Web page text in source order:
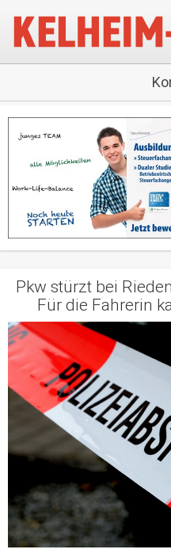
Pkw stürzt bei
Für die Fahrerin